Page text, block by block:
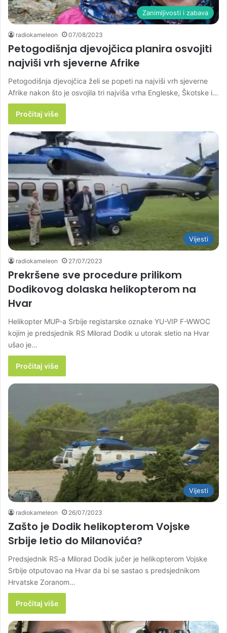
Zanimljivosti i zabava
radiokameleon 07/08/2023
Petogodišnja djevojčica planira osvojiti
najviši vrh sjeverne Afrike
Petogodišnja djevojčica želi se popeti na najviši vrh sjeverne
Afrike nakon što je osvojila tri najviša vrha Engleske, Škotske i…
Pročitaj više
Vijesti
radiokameleon 27/07/2023
Prekršene sve procedure prilikom
Dodikovog dolaska helikopterom na
Hvar
Helikopter MUP-a Srbije registarske oznake YU-VIP F-WWOC
kojim je predsjednik RS Milorad Dodik u utorak sletio na Hvar
ušao je…
Pročitaj više
Vijesti
radiokameleon 26/07/2023
Zašto je Dodik helikopterom Vojske
Srbije letio do Milanovića?
Predsjednik RS-a Milorad Dodik jučer je helikopterom Vojske
Srbije otputovao na Hvar da bi se sastao s predsjednikom
Hrvatske Zoranom…
Pročitaj više